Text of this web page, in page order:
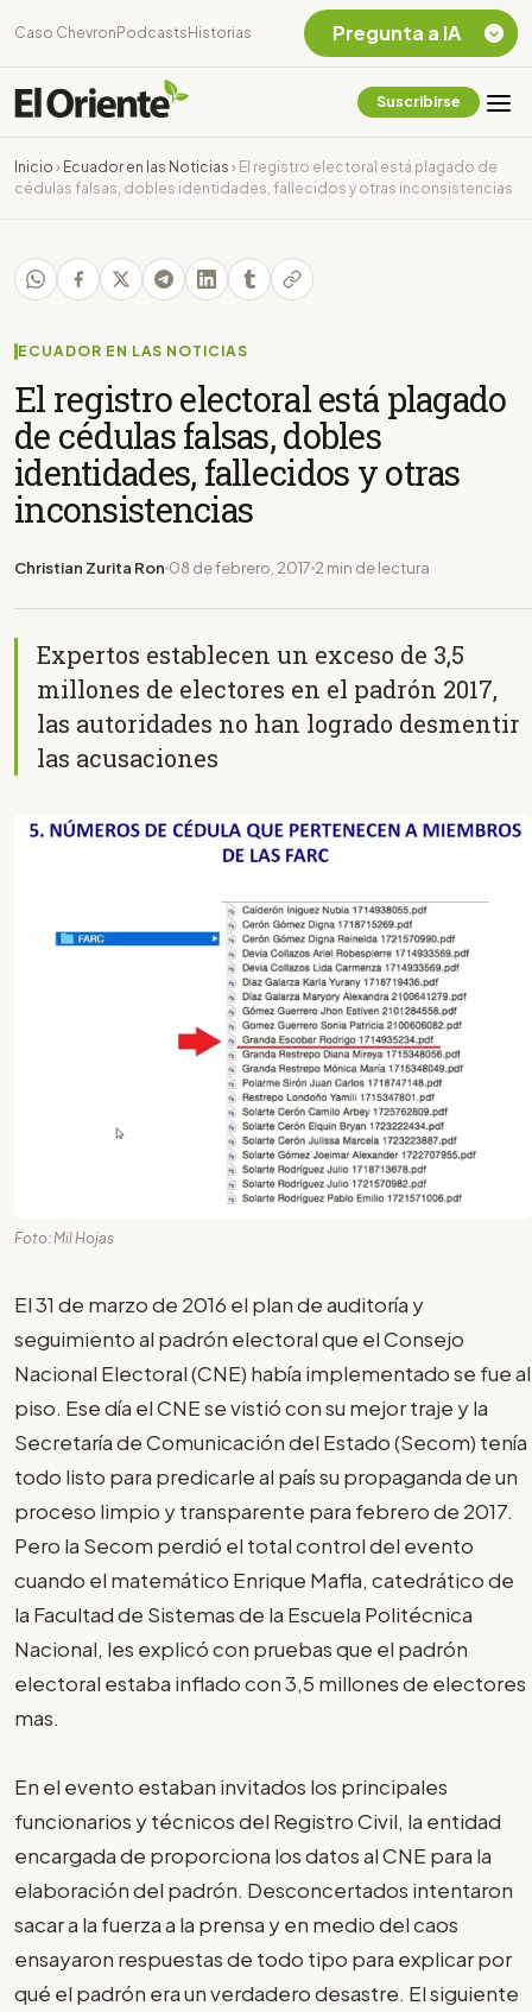
Caso Chevron Podcasts Historias
Suscribirse
Inicio › Ecuador en las Noticias › El registro electoral está plagado de
cédulas falsas, dobles identidades, fallecidos y otras inconsistencias
ECUADOR EN LAS NOTICIAS
El registro electoral está plagado
de cédulas falsas, dobles
identidades, fallecidos y otras
inconsistencias
Christian Zurita Ron 08 de febrero, 2017 2 min de lectura
Expertos establecen un exceso de 3,5
millones de electores en el padrón 2017,
las autoridades no han logrado desmentir
las acusaciones
Foto: Mil Hojas
El 31 de marzo de 2016 el plan de auditoría y
seguimiento al padrón electoral que el Consejo
Nacional Electoral (CNE) había implementado se fue al
piso. Ese día el CNE se vistió con su mejor traje y la
Secretaría de Comunicación del Estado (Secom) tenía
todo listo para predicarle al país su propaganda de un
proceso limpio y transparente para febrero de 2017.
Pero la Secom perdió el total control del evento
cuando el matemático Enrique Mafla, catedrático de
la Facultad de Sistemas de la Escuela Politécnica
Nacional, les explicó con pruebas que el padrón
electoral estaba inflado con 3,5 millones de electores
mas.
En el evento estaban invitados los principales
funcionarios y técnicos del Registro Civil, la entidad
encargada de proporciona los datos al CNE para la
elaboración del padrón. Desconcertados intentaron
sacar a la fuerza a la prensa y en medio del caos
ensayaron respuestas de todo tipo para explicar por
qué el padrón era un verdadero desastre. El siguiente
Pregunta a IA
Chevron Ecuador